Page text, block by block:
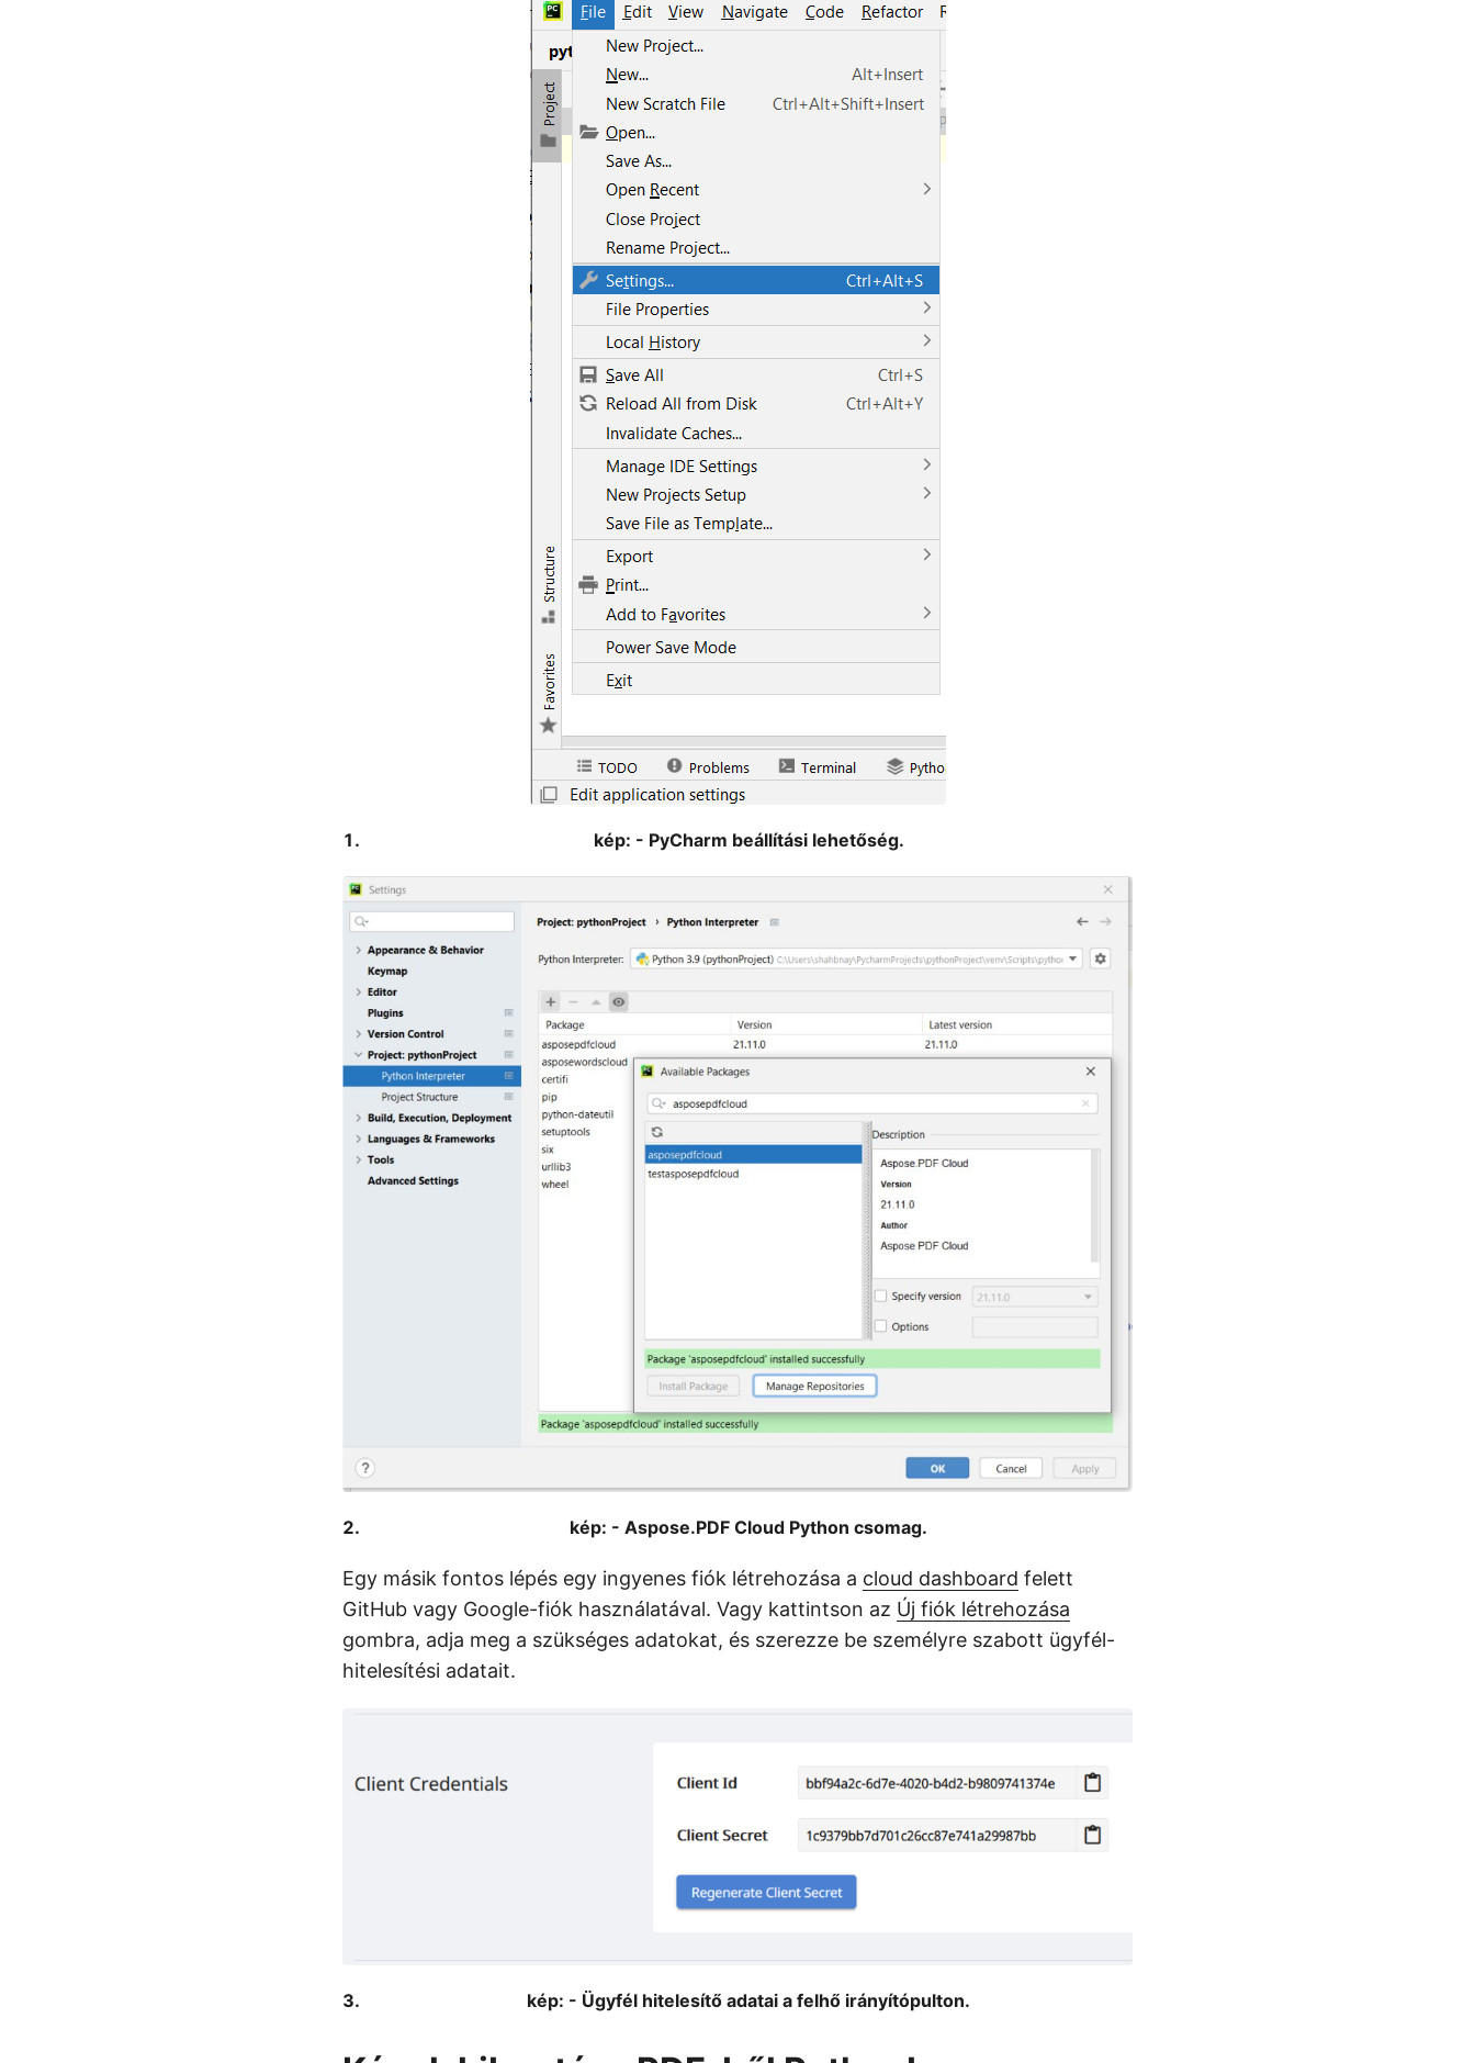
kép: - PyCharm beállítási lehetőség.
kép: - Aspose.PDF Cloud Python csomag.
Egy másik fontos lépés egy ingyenes fiók létrehozása a cloud dashboard felett
GitHub vagy Google-fiók használatával. Vagy kattintson az Új fiók létrehozása
gombra, adja meg a szükséges adatokat, és szerezze be személyre szabott ügyfél-
hitelesítési adatait.
kép: - Ügyfél hitelesítő adatai a felhő irányítópulton.